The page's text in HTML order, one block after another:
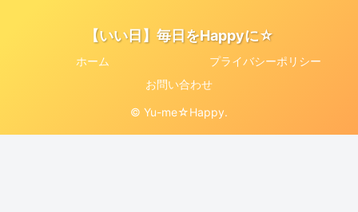
【いい日】毎日をHappyに☆
ホーム
プライバシーポリシー
お問い合わせ
© Yu-me☆Happy.